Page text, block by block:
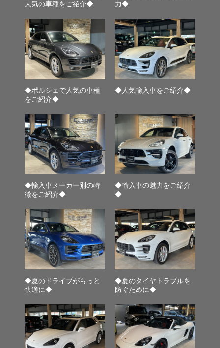
人気の車種をご紹介◆
力◆
◆ポルシェで人気の車種
をご紹介◆
◆人気輸入車をご紹介◆
◆輸入車メーカー別の特
徴をご紹介◆
◆輸入車の魅力をご紹介
◆
◆夏のドライブがもっと
快適に◆
◆夏のタイヤトラブルを
防ぐために◆